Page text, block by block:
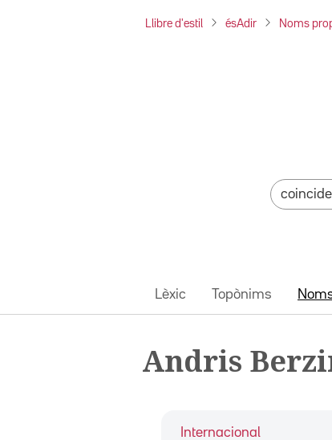
Llibre d'estil ésAdir Noms
Lèxic Topònims
Andris
Internacional